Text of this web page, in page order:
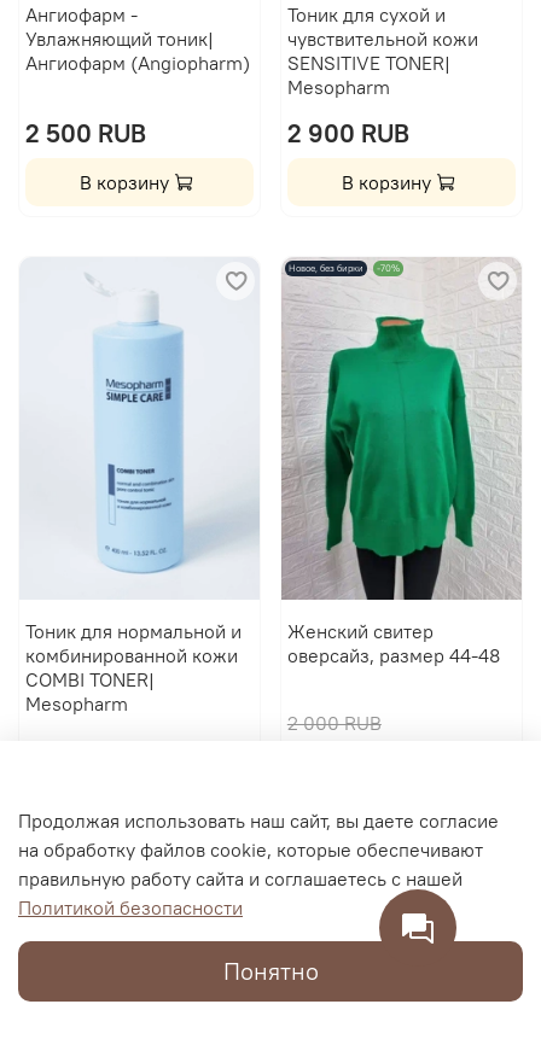
Ангиофарм -
Увлажняющий тоник|
Ангиофарм (Angiopharm)
2 500 RUB
В корзину
Тоник для сухой и
чувствительной кожи
SENSITIVE TONER|
Mesopharm
2 900 RUB
В корзину
Тоник для нормальной и
комбинированной кожи
COMBI TONER|
Mesopharm
Новое, без бирки -70%
Женский свитер
оверсайз, размер 44-48
2 000 RUB
Продолжая использовать наш сайт, вы даете согласие
на обработку файлов cookie, которые обеспечивают
правильную работу сайта и соглашаетесь с нашей
Политикой безопасности
Понятно